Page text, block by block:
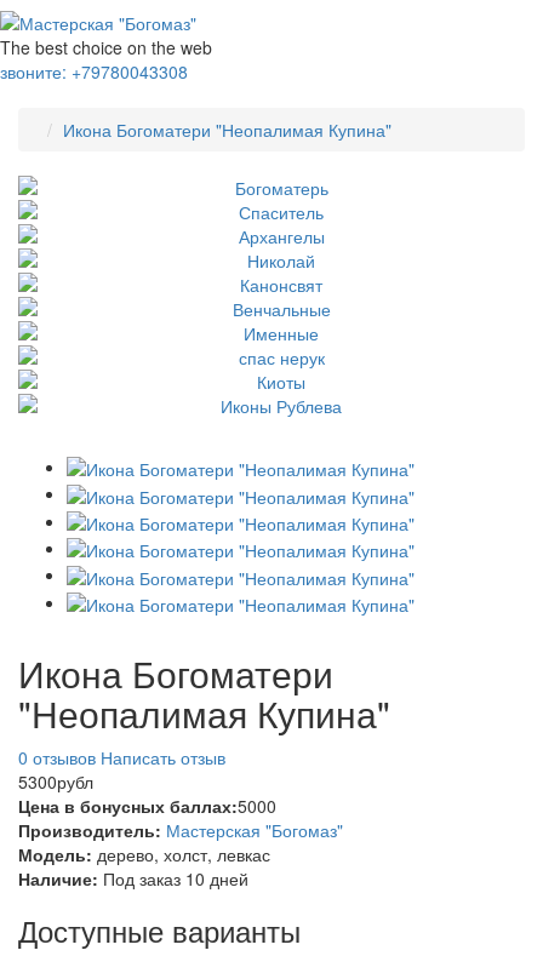
The best choice on the web
звоните: +79780043308
Икона Богоматери "Неопалимая Купина"
Икона Богоматери
"Неопалимая Купина"
0 отзывов Написать отзыв
5300рубл
Цена в бонусных баллах:5000
Производитель: Мастерская "Богомаз"
Модель: дерево, холст, левкас
Наличие: Под заказ 10 дней
Доступные варианты